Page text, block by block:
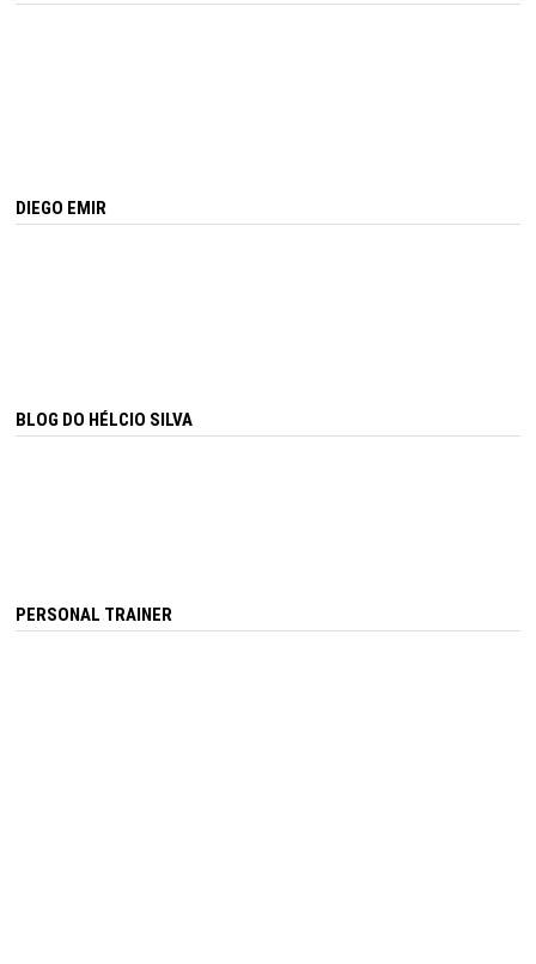
DIEGO EMIR
BLOG DO HÉLCIO SILVA
PERSONAL TRAINER